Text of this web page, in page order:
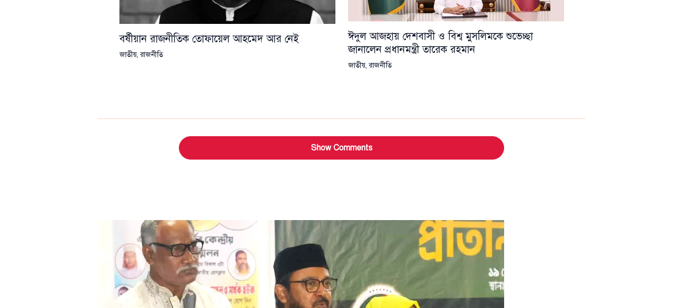
বর্ষীয়ান রাজনীতিক তোফায়েল আহমেদ আর নেই
জাতীয়,রাজনীতি
ঈদুল আজহায় দেশবাসী ও বিশ্ব মুসলিমকে শুভেচ্ছা
জানালেন প্রধানমন্ত্রী তারেক রহমান
জাতীয়,রাজনীতি
Show Comments